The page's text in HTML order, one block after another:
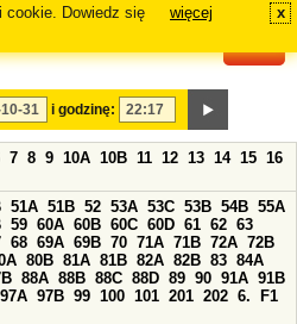
cookie. Dowiedz się
więcej x
i godzinę:
7 8 9 10A 10B 11 12 13 14 15 16
51A 51B 52 53A 53C 53B 54B 55A
59 60A 60B 60C 60D 61 62 63
68 69A 69B 70 71A 71B 72A 72B
80B 81A 81B 82A 82B 83 84A
88A 88B 88C 88D 89 90 91A 91B
97A 97B 99 100 101 201 202 6.
F1